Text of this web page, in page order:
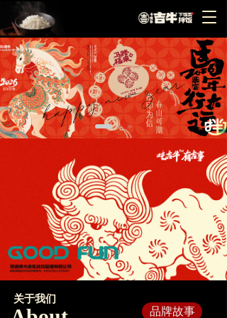
T
g
g
l
e
n
a
v
g
a
i
o
n
关于我们
品牌故事